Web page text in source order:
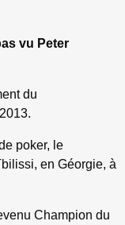
vu Peter
du
poker, le
en Géorgie, à
Champion du